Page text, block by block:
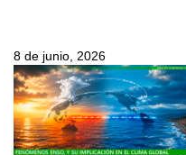
8 de junio, 2026